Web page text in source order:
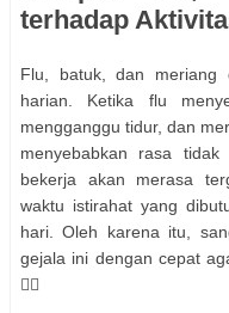
terhadap
Flu, batuk, dan meriang
harian. Ketika flu
mengganggu tidur, dan
menyebabkan rasa
bekerja akan merasa
waktu istirahat yang
hari. Oleh karena itu,
gejala ini dengan cepat
🚶‍♂️